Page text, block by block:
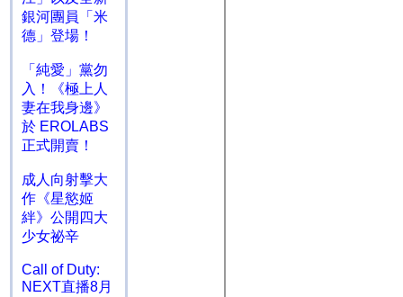
銀河團員「米
德」登場！
「純愛」黨勿
入！《極上人
妻在我身邊》
於 EROLABS
正式開賣！
成人向射擊大
作《星慾姬
絆》公開四大
少女祕辛
Call of Duty:
NEXT直播8月